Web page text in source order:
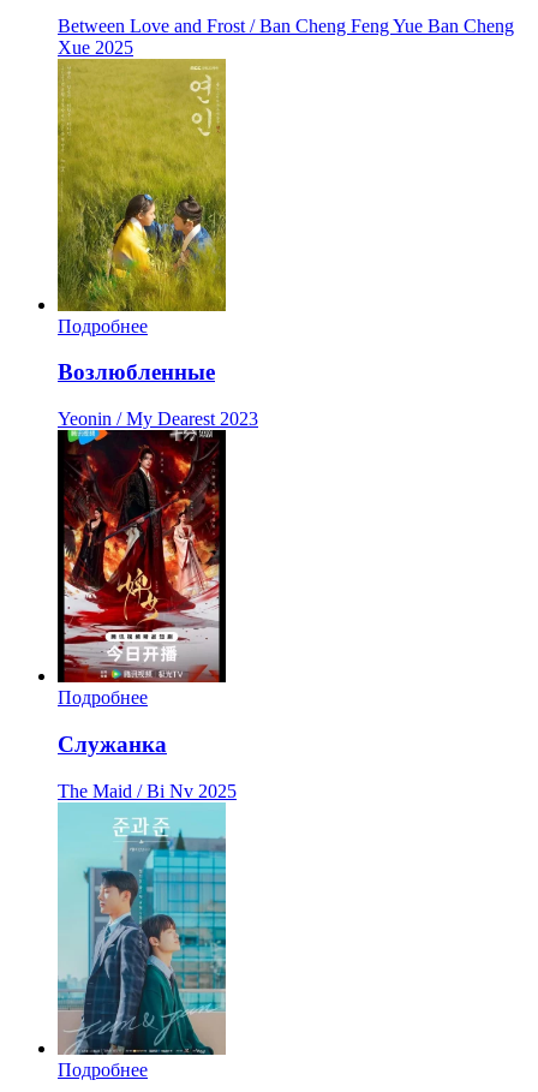
Between Love and Frost / Ban Cheng Feng Yue Ban Cheng
Xue 2025
Подробнее
Возлюбленные
Yeonin / My Dearest 2023
Подробнее
Служанка
The Maid / Bi Nv 2025
Подробнее